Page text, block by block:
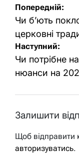
Навігація
записів
Попередній:
Чи б’ють
церковні
Наступний:
Чи потрібне
нюанси на
Залишити
Щоб відправити
авторизуватись.